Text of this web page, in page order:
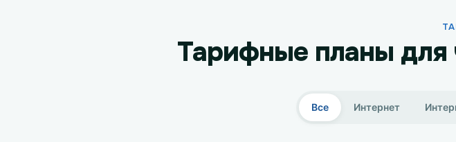
Тарифные планы для
Все Интернет